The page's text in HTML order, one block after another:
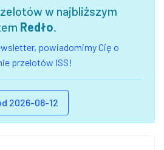
w najbliższym
Redło.
powiadomimy Cię o
przelotów ISS!
2026-08-12